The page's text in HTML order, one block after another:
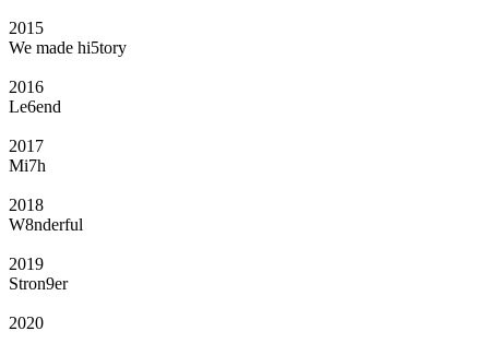
2015
We made hi5tory
2016
Le6end
2017
Mi7h
2018
W8nderful
2019
Stron9er
2020